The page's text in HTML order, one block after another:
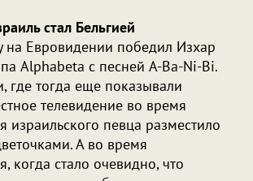
стал Бельгией
на Евровидении победил Изхар
Alphabeta с песней A-Ba-Ni-Bi.
где тогда еще показывали
телевидение во время
израильского певца разместило
А во время
когда стало очевидно, что